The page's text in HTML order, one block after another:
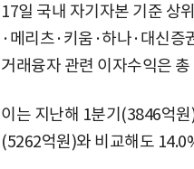
17일 국내 자기자본 기준 상
·메리츠·키움·하나·대신증
거래융자 관련 이자수익은
이는 지난해 1분기(3846억
(5262억원)와 비교해도